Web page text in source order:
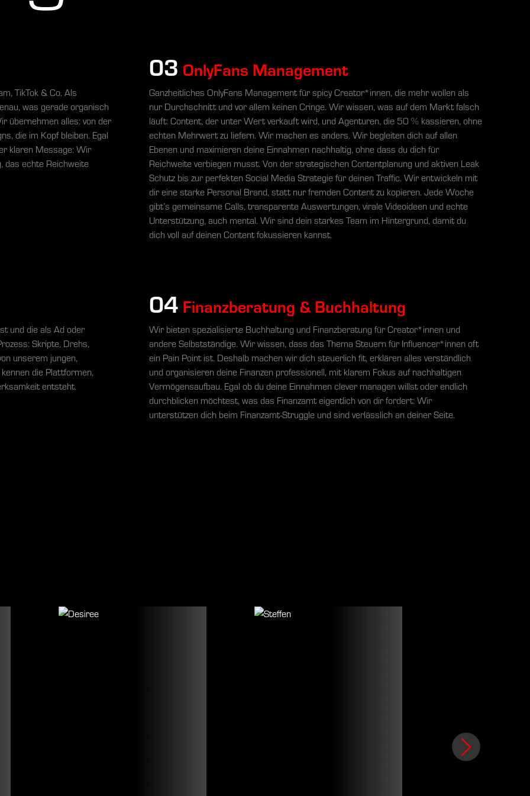
TikTok & Co. Als
was gerade organisch
übernehmen alles: von der
die im Kopf bleiben. Egal
klaren Message: Wir
das echte Reichweite
und die als Ad oder
Skripte, Drehs,
unserem jungen,
die Plattformen,
entsteht.
03 OnlyFans Management
Ganzheitliches OnlyFans Management für spicy Creator*innen, die mehr wollen als
nur Durchschnitt und vor allem keinen Cringe. Wir wissen, was auf dem Markt falsch
läuft: Content, der unter Wert verkauft wird, und Agenturen, die 50 % kassieren, ohne
echten Mehrwert zu liefern. Wir machen es anders. Wir begleiten dich auf allen
Ebenen und maximieren deine Einnahmen nachhaltig, ohne dass du dich für
Reichweite verbiegen musst. Von der strategischen Contentplanung und aktiven Leak
Schutz bis zur perfekten Social Media Strategie für deinen Traffic. Wir entwickeln mit
dir eine starke Personal Brand, statt nur fremden Content zu kopieren. Jede Woche
gibt’s gemeinsame Calls, transparente Auswertungen, virale Videoideen und echte
Unterstützung, auch mental. Wir sind dein starkes Team im Hintergrund, damit du
dich voll auf deinen Content fokussieren kannst.
04 Finanzberatung & Buchhaltung
Wir bieten spezialisierte Buchhaltung und Finanzberatung für Creator*innen und
andere Selbstständige. Wir wissen, dass das Thema Steuern für Influencer*innen oft
ein Pain Point ist. Deshalb machen wir dich steuerlich fit, erklären alles verständlich
und organisieren deine Finanzen professionell, mit klarem Fokus auf nachhaltigen
Vermögensaufbau. Egal ob du deine Einnahmen clever managen willst oder endlich
durchblicken möchtest, was das Finanzamt eigentlich von dir fordert: Wir
unterstützen dich beim Finanzamt-Struggle und sind verlässlich an deiner Seite.